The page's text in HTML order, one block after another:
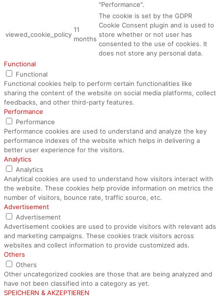
"Performance".
viewed_cookie_policy
11
months
The cookie is set by the GDPR
Cookie Consent plugin and is used to
store whether or not user has
consented to the use of cookies. It
does not store any personal data.
Functional
Functional
Functional cookies help to perform certain functionalities like
sharing the content of the website on social media platforms, collect
feedbacks, and other third-party features.
Performance
Performance
Performance cookies are used to understand and analyze the key
performance indexes of the website which helps in delivering a
better user experience for the visitors.
Analytics
Analytics
Analytical cookies are used to understand how visitors interact with
the website. These cookies help provide information on metrics the
number of visitors, bounce rate, traffic source, etc.
Advertisement
Advertisement
Advertisement cookies are used to provide visitors with relevant ads
and marketing campaigns. These cookies track visitors across
websites and collect information to provide customized ads.
Others
Others
Other uncategorized cookies are those that are being analyzed and
have not been classified into a category as yet.
SPEICHERN & AKZEPTIEREN